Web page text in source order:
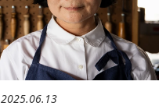
2025.06.13